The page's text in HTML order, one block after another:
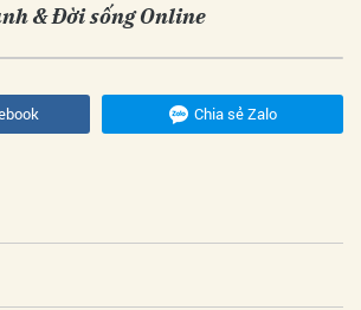
& Đời sống Online
Chia sẻ Zalo